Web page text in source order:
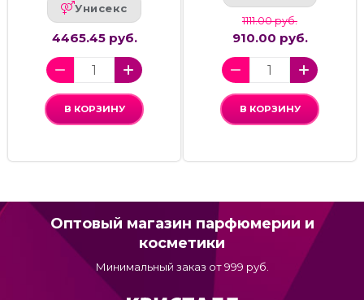
Унисекс
4465.45 руб.
В КОРЗИНУ
1111.00 руб.
910.00 руб.
В КОРЗИНУ
Оптовый магазин парфюмерии и
косметики
Минимальный заказ от 999 руб.